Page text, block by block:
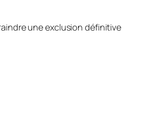
une exclusion définitive